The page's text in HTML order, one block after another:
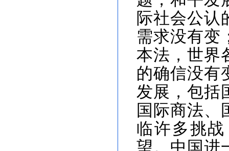
际社会公认
需求没有变
本法，世界
的确信没有
发展，包括
国际商法、
临许多挑
望。中国进